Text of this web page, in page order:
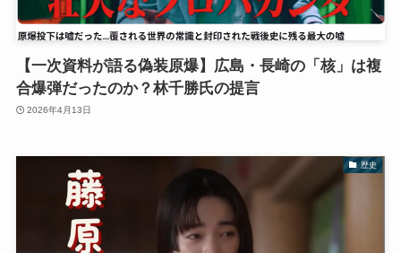
【一次資料が語る偽装原爆】広島・長崎の「核」は複
合爆弾だったのか？林千勝氏の提言
2026年4月13日
歴史